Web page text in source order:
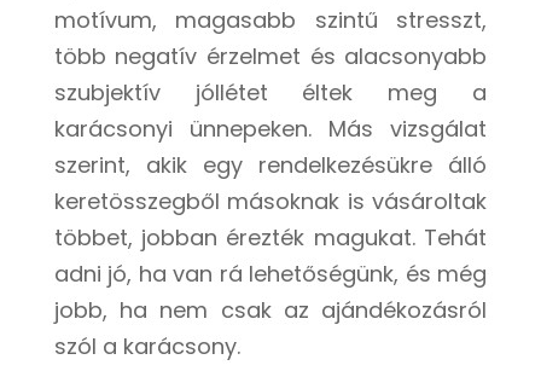
motívum, magasabb szintű stresszt,
több negatív érzelmet és alacsonyabb
szubjektív jóllétet éltek meg a
karácsonyi ünnepeken. Más vizsgálat
szerint, akik egy rendelkezésükre álló
keretösszegből másoknak is vásároltak
többet, jobban érezték magukat. Tehát
adni jó, ha van rá lehetőségünk, és még
jobb, ha nem csak az ajándékozásról
szól a karácsony.